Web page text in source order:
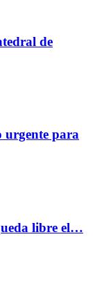
de
urgente para
libre el…